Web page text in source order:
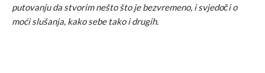
putovanju da stvorim nešto što je bezvremeno, i svjedoči o
moći slušanja, kako sebe tako i drugih.